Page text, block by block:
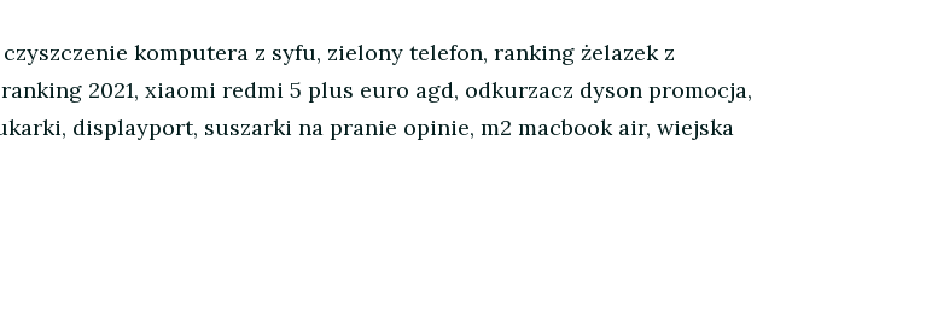
komputera z syfu, zielony telefon, ranking żelazek z
2021, xiaomi redmi 5 plus euro agd, odkurzacz dyson promocja,
displayport, suszarki na pranie opinie, m2 macbook air, wiejska